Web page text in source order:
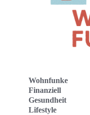
Wohnfunke
Finanziell
Gesundheit
Lifestyle